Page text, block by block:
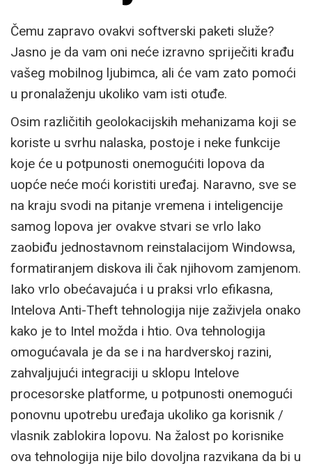
Čemu zapravo ovakvi softverski paketi služe?
Jasno je da vam oni neće izravno spriječiti krađu
vašeg mobilnog ljubimca, ali će vam zato pomoći
u pronalaženju ukoliko vam isti otuđe.
Osim različitih geolokacijskih mehanizama koji se
koriste u svrhu nalaska, postoje i neke funkcije
koje će u potpunosti onemogućiti lopova da
uopće neće moći koristiti uređaj. Naravno, sve se
na kraju svodi na pitanje vremena i inteligencije
samog lopova jer ovakve stvari se vrlo lako
zaobiđu jednostavnom reinstalacijom Windowsa,
formatiranjem diskova ili čak njihovom zamjenom.
Iako vrlo obećavajuća i u praksi vrlo efikasna,
Intelova Anti-Theft tehnologija nije zaživjela onako
kako je to Intel možda i htio. Ova tehnologija
omogućavala je da se i na hardverskoj razini,
zahvaljujući integraciji u sklopu Intelove
procesorske platforme, u potpunosti onemogući
ponovnu upotrebu uređaja ukoliko ga korisnik /
vlasnik zablokira lopovu. Na žalost po korisnike
ova tehnologija nije bilo dovoljna razvikana da bi u